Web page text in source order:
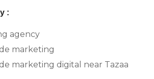
:
agency
marketing
marketing digital near Tazaa